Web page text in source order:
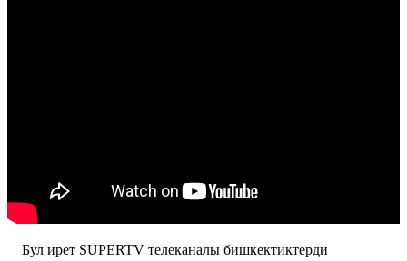
Бул ирет SUPERTV телеканалы бишкектиктерди